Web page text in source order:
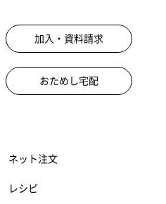
加入・資料請求
おためし宅配
ネット注文
レシピ